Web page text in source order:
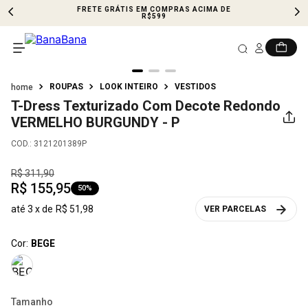
FRETE GRÁTIS EM COMPRAS ACIMA DE
R$599
ROUPAS LOOK INTEIRO VESTIDOS
T-Dress Texturizado Com Decote Redondo
VERMELHO BURGUNDY - P
COD.: 3121201389P
R$311,90
R$ 155,95 50%
até 3 x de R$ 51,98 VER PARCELAS
Cor: BEGE
Tamanho